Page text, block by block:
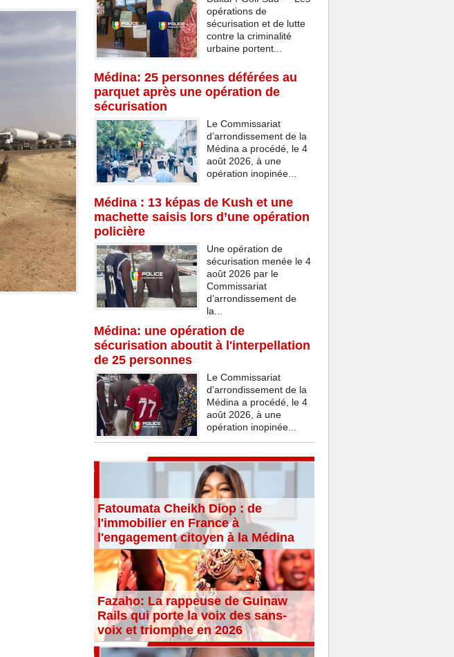
opérations de
sécurisation et de lutte
contre la criminalité
urbaine portent...
Médina: 25 personnes déférées au
parquet après une opération de
sécurisation
Le Commissariat
d’arrondissement de la
Médina a procédé, le 4
août 2026, à une
opération inopinée...
Médina : 13 képas de Kush et une
machette saisis lors d’une opération
policière
Une opération de
sécurisation menée le 4
août 2026 par le
Commissariat
d’arrondissement de
la...
Médina: une opération de
sécurisation aboutit à l'interpellation
de 25 personnes
Le Commissariat
d'arrondissement de la
Médina a procédé, le 4
août 2026, à une
opération inopinée...
Fatoumata Cheikh Diop : de
l'immobilier en France à
l'engagement citoyen à la Médina
Fazaho: La rappeuse de Guinaw
Rails qui porte la voix des sans-
voix et triomphe en 2026